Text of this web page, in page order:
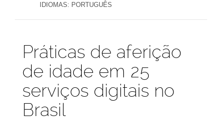
IDIOMAS: PORTUGUÊS
Publicações
Práticas de aferição
de idade em 25
serviços digitais no
Brasil